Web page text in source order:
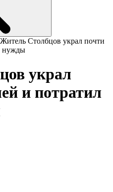
Житель Столбцов украл почти
нужды
украл
и потратил